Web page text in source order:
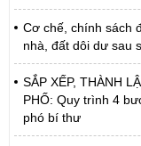
Cơ chế, chính sách
nhà, đất dôi dư sau
SẮP XẾP, THÀNH
PHỐ: Quy trình 4
phó bí thư